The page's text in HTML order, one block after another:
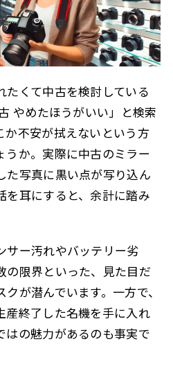
たくて中古を検討している
やめたほうがいい」と検索
か不安が拭えないという方
うか。実際に中古のミラー
た写真に黒い点が写り込ん
を耳にすると、余計に踏み
サー汚れやバッテリー劣
の限界といった、見た目だ
が潜んでいます。一方で、
産終了した名機を手に入れ
はの魅力があるのも事実で
返品ポリシーを確認
デジカメ3点
うがいい？新品カメラのメリッ
それとも新品が安心？
オフやキタムラはどう？
う？おすすめと避けるべき店
カメラ販売店
ドストリートの評判は？
ートのメリット
ートのデメリット
ートで中古デジカメを購入する際